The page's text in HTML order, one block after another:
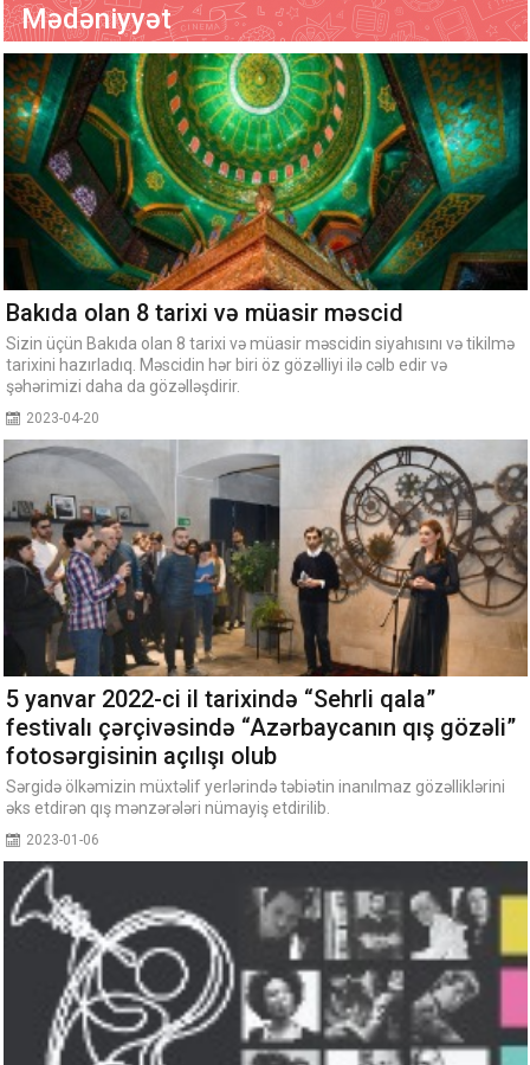
Mədəniyyət
Bakıda olan 8 tarixi və müasir məscid
Sizin üçün Bakıda olan 8 tarixi və müasir məscidin siyahısını və tikilmə
tarixini hazırladıq. Məscidin hər biri öz gözəlliyi ilə cəlb edir və
şəhərimizi daha da gözəlləşdirir.
2023-04-20
5 yanvar 2022-ci il tarixində “Sehrli qala”
festivalı çərçivəsində “Azərbaycanın qış gözəli”
fotosərgisinin açılışı olub
Sərgidə ölkəmizin müxtəlif yerlərində təbiətin inanılmaz gözəlliklərini
əks etdirən qış mənzərələri nümayiş etdirilib.
2023-01-06